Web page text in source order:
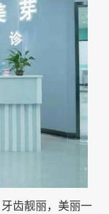
齿靓丽，美丽一